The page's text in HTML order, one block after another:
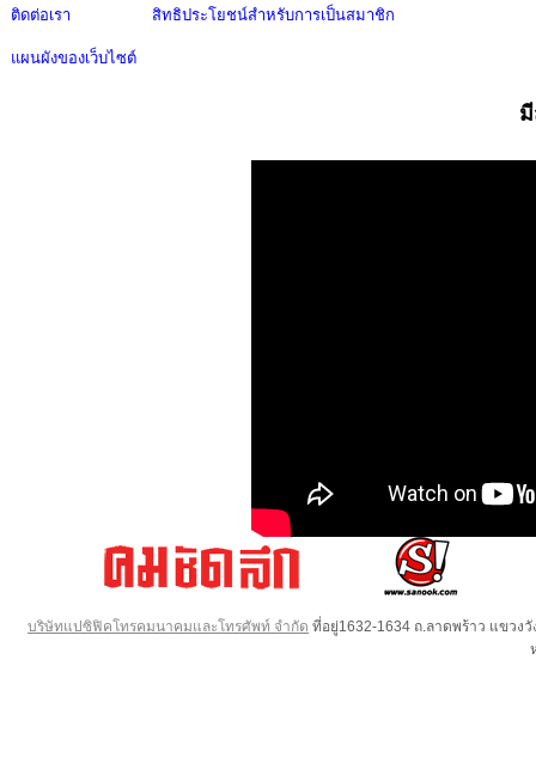
ติดต่อเรา
แผนผังของเว็บไซต์
สิทธิประโยชน์สำหรับการเป็นสมาชิก
บริษัทแปซิฟิคโทรคมนาคมและโทรศัพท์ จำกัด ที่อยู่1632-1634 ถ.ลาดพร้าว แขวง